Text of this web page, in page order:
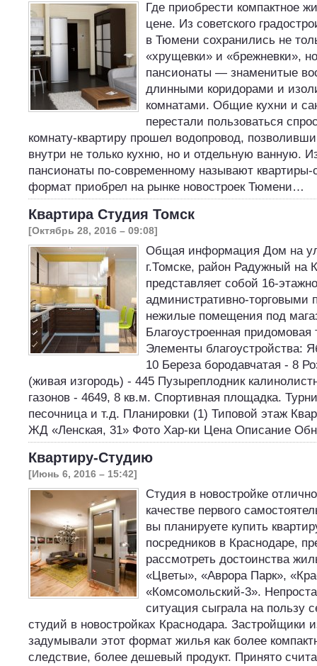
Где приобрести компактное
цене. Из советского
в Тюмени сохранились не
«хрущевки» и «брежневки»,
пансионаты — знаменитые
длинными коридорами и
комнатами. Общие кухни и
перестали пользоваться
комнату-квартиру прошел водопровод,
внутри не только кухню, но и отдельную ванную.
пансионаты по-современному называют
формат приобрел на рынке новостроек Тюмени…
Квартира Студия Томск
[Октябрь 28, 2016 – 09:08]
Общая информация Дом на
г.Томске, район Радужный на
представляет собой 16-
административно-
нежилые помещения под
Благоустроенная придомовая
Элементы благоустройства:
10 Береза бородавчатая - 8
(живая изгородь) - 445 Пузыреплодник
газонов - 4649, 8 кв.м. Спортивная площадка.
песочница и т.д. Планировки (1) Типовой этаж
ЖД «Ленская, 31» Фото Хар-ки Цена Описание
Квартиру-Студию
[Июнь 6, 2016 – 15:42]
Студия в новостройке
качестве первого
вы планируете купить
посредников в Краснодаре,
рассмотреть достоинства
«Цветы», «Аврора Парк»,
«Комсомольский-3».
ситуация сыграла на пользу
студий в новостройках Краснодара. Застройщики
задумывали этот формат жилья как более
следствие, более дешевый продукт. Принято